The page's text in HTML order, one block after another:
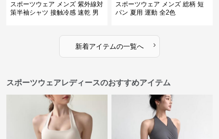
スポーツウェア メンズ 紫外線対
策半袖シャツ 接触冷感 速乾 男
スポーツウェア メンズ 総柄 短
パン 夏用 運動 全2色
新着アイテムの一覧へ ›
スポーツウェアレディースのおすすめアイテム